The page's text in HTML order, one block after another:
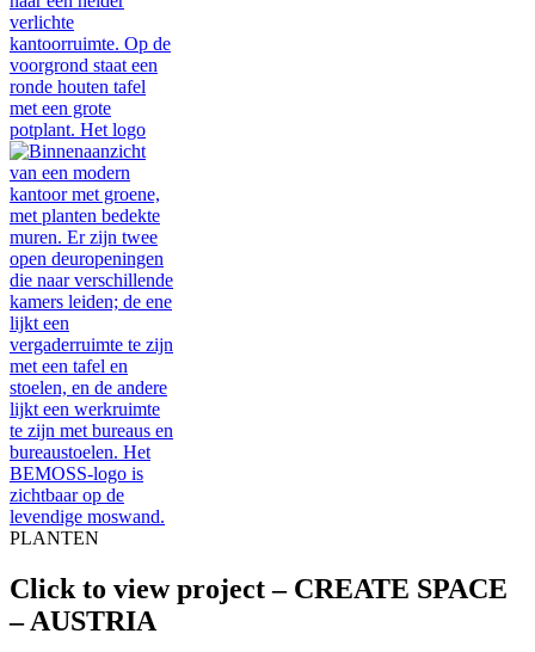
PLANTEN
Click to view project – CREATE SPACE
– AUSTRIA